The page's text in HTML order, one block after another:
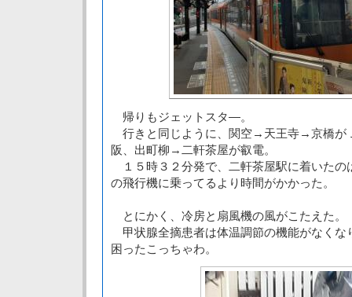
帰りもジェットスタ―。
行きと同じように、関空→天王寺→京橋が
阪、出町柳→二軒茶屋が叡電。
１５時３２分発で、二軒茶屋駅に着いたの
の飛行機に乗ってるより時間がかかった。
とにかく、冷房と扇風機の風がこたえた。
甲状腺全摘患者は体温調節の機能がなくな
困ったこっちゃわ。